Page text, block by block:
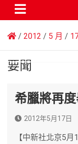
2012 5 月
要聞
希臘將再
2012年5月17日
【中新社北京5